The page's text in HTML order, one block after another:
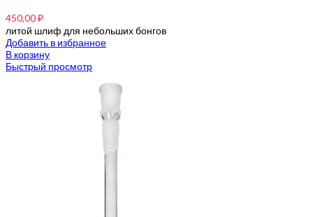
450,00₽
литой шлиф для небольших бонгов
Добавить в избранное
В корзину
Быстрый просмотр